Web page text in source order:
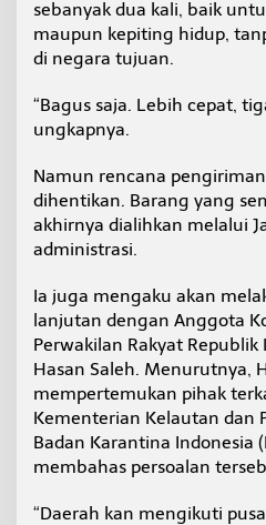
sebanyak dua kali, baik
maupun kepiting hidup,
di negara tujuan.
“Bagus saja. Lebih cepat,
ungkapnya.
Namun rencana
dihentikan. Barang yang
akhirnya dialihkan melalui
administrasi.
Ia juga mengaku akan
lanjutan dengan Anggota
Perwakilan Rakyat Republik
Hasan Saleh. Menurutnya,
mempertemukan pihak
Kementerian Kelautan dan
Badan Karantina Indonesia
membahas persoalan
“Daerah kan mengikuti